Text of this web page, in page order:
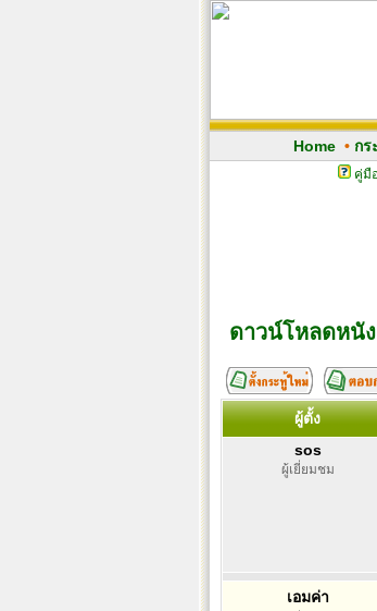
Home• กร
คู่มื
ดาวน์โหลดหนั
ผู้ตั้ง
sos
ผู้เยี่ยมชม
เอมค่า